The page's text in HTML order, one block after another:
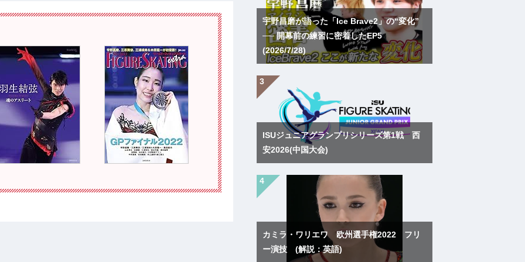
宇野昌磨が語った「Ice Brave2」の“変化”
── 開幕前の練習に密着したEP5
(2026/7/28)
ISUジュニアグランプリシリーズ第1戦 西
安2026(中国大会)
カミラ・ワリエワ 欧州選手権2022 フリ
ー演技 (解説：英語)